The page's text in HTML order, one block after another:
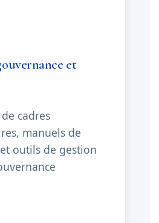
et
cadres
manuels de
outils de gestion